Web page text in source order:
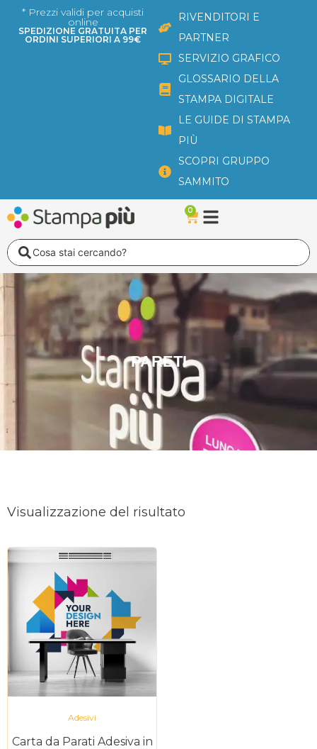
* Prezzi validi per acquisti
online
SPEDIZIONE GRATUITA PER
ORDINI SUPERIORI A 99€
RIVENDITORI E
PARTNER
SERVIZIO GRAFICO
GLOSSARIO DELLA
STAMPA DIGITALE
LE GUIDE DI STAMPA
PIÙ
SCOPRI GRUPPO
SAMMITO
0
Carrello
Search
...
PARETI
Visualizzazione del risultato
Adesivi
Carta da Parati Adesiva in